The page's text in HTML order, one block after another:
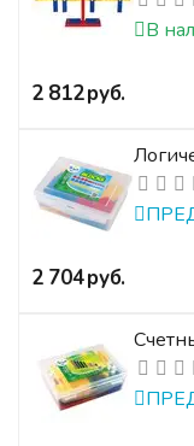
В
‍2 812‍руб.
‍2 704‍руб.